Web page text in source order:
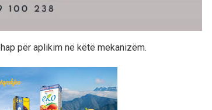
për aplikim në këtë mekanizëm.